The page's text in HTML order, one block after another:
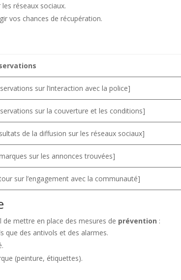
réseaux sociaux.
vos chances de récupération.
sur l’interaction avec la police]
sur la couverture et les conditions]
de la diffusion sur les réseaux sociaux]
sur les annonces trouvées]
sur l’engagement avec la communauté]
de mettre en place des mesures de prévention :
que des antivols et des alarmes.
(peinture, étiquettes).